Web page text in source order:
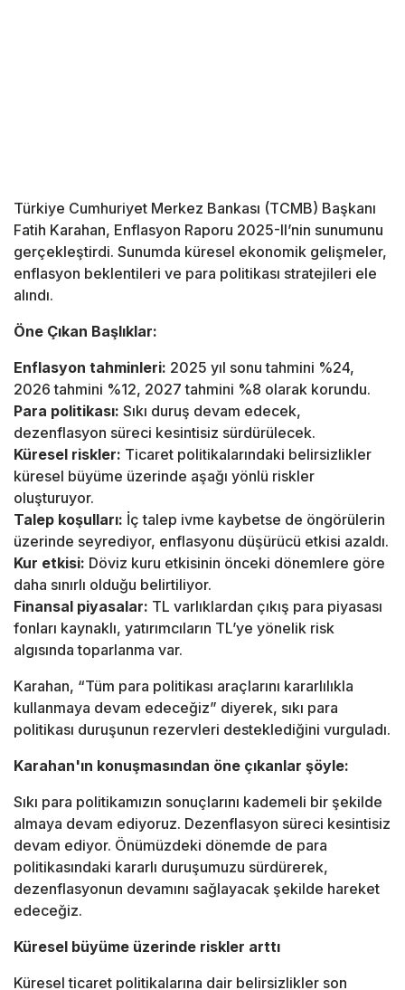
Türkiye Cumhuriyet Merkez Bankası (TCMB) Başkanı
Fatih Karahan, Enflasyon Raporu 2025-II’nin sunumunu
gerçekleştirdi. Sunumda küresel ekonomik gelişmeler,
enflasyon beklentileri ve para politikası stratejileri ele
alındı.
Öne Çıkan Başlıklar:
Enflasyon tahminleri: 2025 yıl sonu tahmini %24,
2026 tahmini %12, 2027 tahmini %8 olarak korundu.
Para politikası: Sıkı duruş devam edecek,
dezenflasyon süreci kesintisiz sürdürülecek.
Küresel riskler: Ticaret politikalarındaki belirsizlikler
küresel büyüme üzerinde aşağı yönlü riskler
oluşturuyor.
Talep koşulları: İç talep ivme kaybetse de öngörülerin
üzerinde seyrediyor, enflasyonu düşürücü etkisi azaldı.
Kur etkisi: Döviz kuru etkisinin önceki dönemlere göre
daha sınırlı olduğu belirtiliyor.
Finansal piyasalar: TL varlıklardan çıkış para piyasası
fonları kaynaklı, yatırımcıların TL’ye yönelik risk
algısında toparlanma var.
Karahan, “Tüm para politikası araçlarını kararlılıkla
kullanmaya devam edeceğiz” diyerek, sıkı para
politikası duruşunun rezervleri desteklediğini vurguladı.
Karahan'ın konuşmasından öne çıkanlar şöyle:
Sıkı para politikamızın sonuçlarını kademeli bir şekilde
almaya devam ediyoruz. Dezenflasyon süreci kesintisiz
devam ediyor. Önümüzdeki dönemde de para
politikasındaki kararlı duruşumuzu sürdürerek,
dezenflasyonun devamını sağlayacak şekilde hareket
edeceğiz.
Küresel büyüme üzerinde riskler arttı
Küresel ticaret politikalarına dair belirsizlikler son